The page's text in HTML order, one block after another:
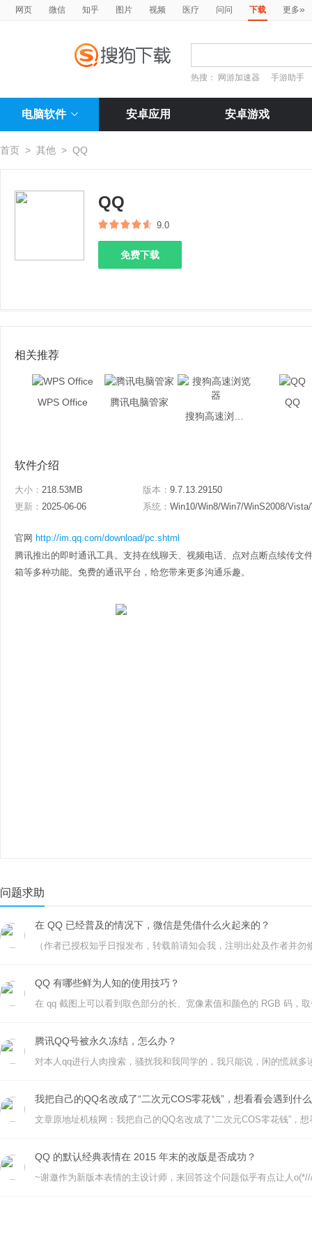
网页 微信 知乎 图片 视频 医疗 问问 下载 更多»
热搜： 网游加速器 手游助手
电脑软件 安卓应用 安卓游戏
首页 > 其他 > QQ
QQ
9.0
免费下载
相关推荐
WPS Office
腾讯电脑管家
QQ
软件介绍
大小： 218.53MB 版本： 9.7.13.29150
更新： 2025-06-06 系统： Win10/Win8/Win7/WinS2008/
官网 http://im.qq.com/download/pc.shtml
腾讯推出的即时通讯工具。支持在线聊天、视频电话、点对点断点续传文
箱等多种功能。免费的通讯平台，给您带来更多沟通乐趣。
问题求助
在 QQ 已经普及的情况下，微信是凭借什么火起来的？
QQ 有哪些鲜为人知的使用技巧？
腾讯QQ号被永久冻结，怎么办？
我把自己的QQ名改成了“二次元COS零花钱”，想看看会遇到什
QQ 的默认经典表情在 2015 年末的改版是否成功？